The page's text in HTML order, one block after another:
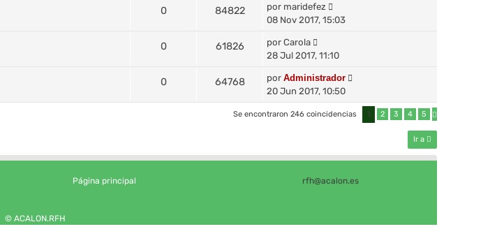
0 84822 por maridefez
08 Nov 2017, 15:03
0 61826 por Carola
28 Jul 2017, 11:10
0 64768 por Administrador
20 Jun 2017, 10:50
Se encontraron 246 coincidencias 1 2 3 4 5
Ir a
Página principal rfh@acalon.es
© ACALON.RFH